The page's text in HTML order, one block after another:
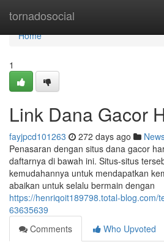
tornadosocial
Home
Home
1
Link Dana Gacor
fayjpcd101263 272 days ago
Penasaran dengan situs dana gacor
daftarnya di bawah ini. Situs-situs
kemudahannya untuk mendapatkan
abaikan untuk selalu bermain dengan
https://henriqoit189798.total-blog.com/
63635639
Comments
Who Upvoted